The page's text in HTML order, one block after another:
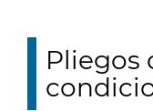
Pliegos